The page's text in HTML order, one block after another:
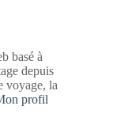
basé à
depuis
voyage, la
profil